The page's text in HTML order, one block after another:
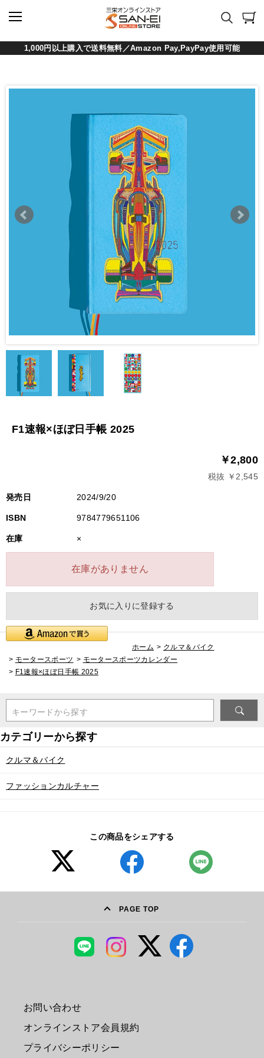
1,000円以上購入で送料無料／Amazon Pay,PayPay使用可能
F1速報×ほぼ日手帳 2025
￥2,800
税抜 ￥2,545
発売日 2024/9/20
ISBN 9784779651106
在庫 ×
在庫がありません
お気に入りに登録する
ホーム > クルマ＆バイク
> モータースポーツ > モータースポーツカレンダー
> F1速報×ほぼ日手帳 2025
キーワードから探す
クルマ＆バイク
ファッションカルチャー
この商品をシェアする
PAGE TOP
お問い合わせ
オンラインストア会員規約
プライバシーポリシー